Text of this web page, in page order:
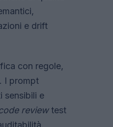
e drift
con regole,
I prompt
sensibili e
reviewtest